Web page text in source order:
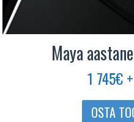
Maya
1 745€
OSTA